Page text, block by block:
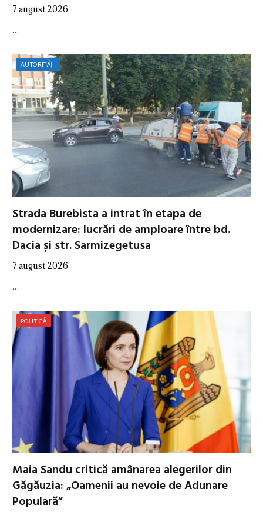
7 august 2026
…
AUTORITĂȚI
Strada Burebista a intrat în etapa de
modernizare: lucrări de amploare între bd.
Dacia și str. Sarmizegetusa
7 august 2026
…
POLITICĂ
Maia Sandu critică amânarea alegerilor din
Găgăuzia: „Oamenii au nevoie de Adunare
Populară”